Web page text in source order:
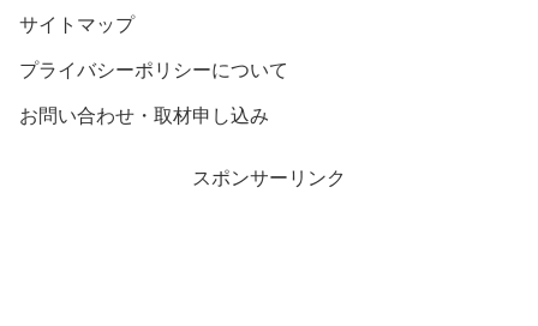
サイトマップ
プライバシーポリシーについて
お問い合わせ・取材申し込み
スポンサーリンク